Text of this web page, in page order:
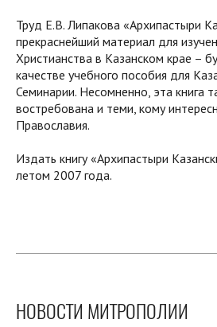
Труд Е.В. Липакова «Архипастыри
прекраснейший материал для
Христианства в Казанском крае –
качестве учебного пособия для
Семинарии. Несомненно, эта книга
востребована и теми, кому
Православия.
Издать книгу «Архипастыри
летом 2007 года.
НОВОСТИ МИТРОПОЛИИ